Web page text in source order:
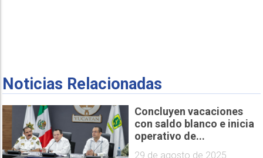
Noticias Relacionadas
Concluyen vacaciones
con saldo blanco e inicia
operativo de...
29 de agosto de 2025